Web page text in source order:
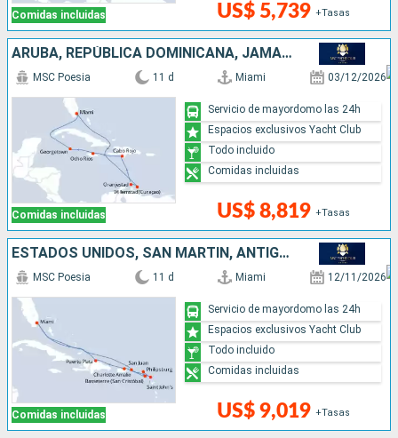
Comidas incluidas US$ 5,739 +Tasas
ARUBA, REPÚBLICA DOMINICANA, JAMAICA, ISLAS CAIMÁN, ESTADOS UNIDOS
Comidas incluidas
MSC Poesia 11 d Miami 03/12/2026
US$ 8,819 +Tasas
Servicio de mayordomo las 24h
Espacios exclusivos Yacht Club
Todo incluido
Comidas incluidas
ESTADOS UNIDOS, SAN MARTÍN, ANTIGUA Y BARBUDA, PUERTO RICO, REPÚBLICA DOMINICANA
Comidas incluidas
MSC Poesia 11 d Miami 12/11/2026
US$ 9,019 +Tasas
Servicio de mayordomo las 24h
Espacios exclusivos Yacht Club
Todo incluido
Comidas incluidas